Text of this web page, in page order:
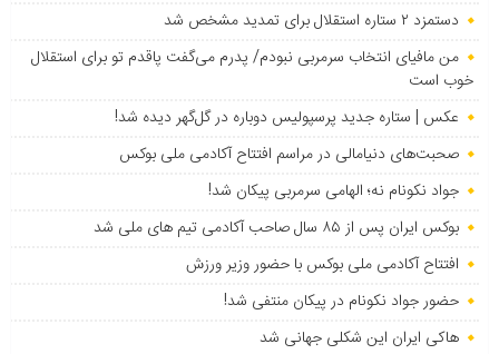
دستمزد ۲ ستاره استقلال برای تمدید مشخص شد
من مافیای انتخاب سرمربی نبودم/ پدرم می‌گفت پاقدم تو برای استقلال
خوب است
عکس | ستاره جدید پرسپولیس دوباره در گل‌گهر دیده شد!
صحبت‌های دنیامالی در مراسم افتتاح آکادمی ملی بوکس
جواد نکونام نه؛ الهامی سرمربی پیکان شد!
بوکس ایران پس از ۸۵ سال صاحب آکادمی تیم های ملی شد
افتتاح آکادمی ملی بوکس با حضور وزیر ورزش
حضور جواد نکونام در پیکان منتفی شد!
هاکی ایران این شکلی جهانی شد